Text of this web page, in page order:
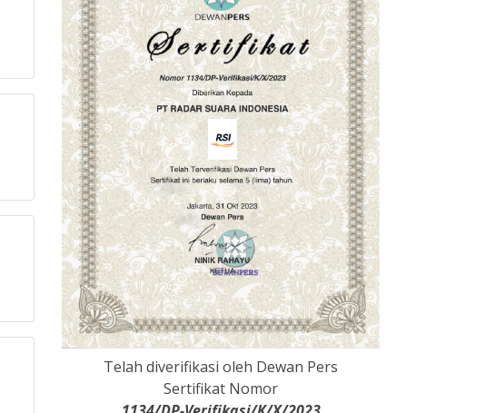
Telah diverifikasi oleh Dewan Pers
Sertifikat Nomor